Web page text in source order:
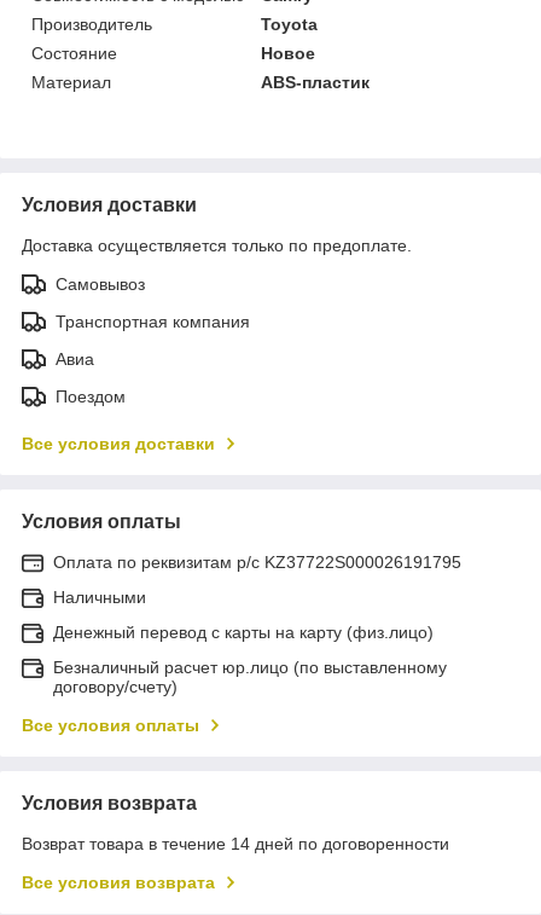
Производитель
Toyota
Состояние
Новое
Материал
ABS-пластик
Условия доставки
Доставка осуществляется только по предоплате.
Самовывоз
Транспортная компания
Авиа
Поездом
Все условия доставки
Условия оплаты
Оплата по реквизитам р/с KZ37722S000026191795
Наличными
Денежный перевод с карты на карту (физ.лицо)
Безналичный расчет юр.лицо (по выставленному
договору/счету)
Все условия оплаты
Условия возврата
Возврат товара в течение 14 дней по договоренности
Все условия возврата